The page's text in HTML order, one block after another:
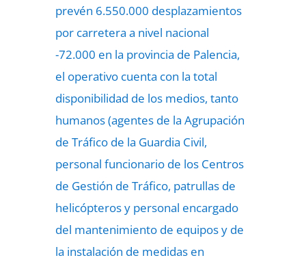
prevén 6.550.000 desplazamientos
por carretera a nivel nacional
-72.000 en la provincia de Palencia,
el operativo cuenta con la total
disponibilidad de los medios, tanto
humanos (agentes de la Agrupación
de Tráfico de la Guardia Civil,
personal funcionario de los Centros
de Gestión de Tráfico, patrullas de
helicópteros y personal encargado
del mantenimiento de equipos y de
la instalación de medidas en